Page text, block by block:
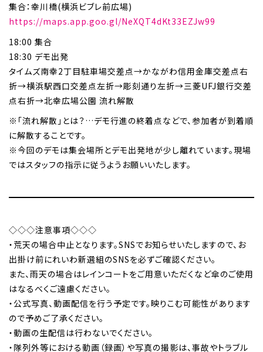
集合：幸川橋(横浜ビブレ前広場)
https://maps.app.goo.gl/NeXQT4dKt33EZJw99
18:00 集合
18:30 デモ出発
タイムズ南幸2丁目駐車場交差点→かながわ信用金庫交差点右
折→横浜駅西口交差点左折→彫刻通り左折→三菱UFJ銀行交差
点右折→北幸広場公園 流れ解散
※「流れ解散」とは？…デモ行進の終着点などで、参加者が到着順
に解散することです。
※今回のデモは集会場所とデモ出発地が少し離れています。現場
ではスタッフの指示に従うようお願いいたします。
◇◇◇注意事項◇◇◇
・荒天の場合中止となります。SNSでお知らせいたしますので、お
出掛け前にれいわ新選組のSNSを必ずご確認ください。
また、雨天の場合はレインコートをご用意いただくなど傘のご使用
はなるべくご遠慮ください。
・公式写真、動画配信を行う予定です。映りこむ可能性があります
ので予めご了承ください。
・動画の生配信は行わないでください。
・隊列外等における動画（録画）や写真の撮影は、事故やトラブル